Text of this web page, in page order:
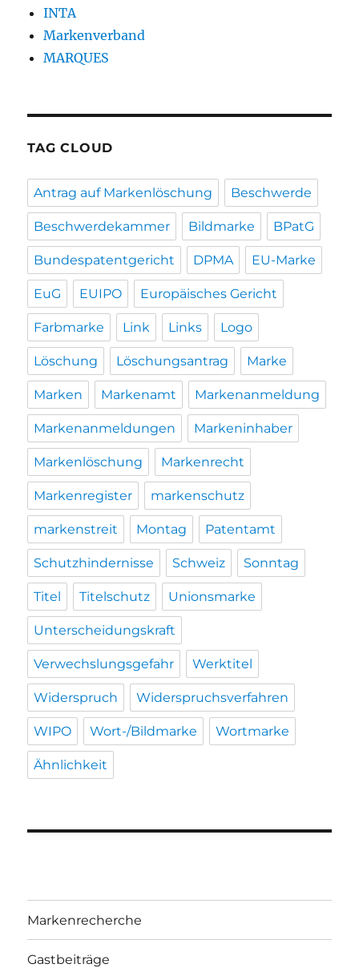
INTA
Markenverband
MARQUES
TAG CLOUD
Antrag auf Markenlöschung Beschwerde
Beschwerdekammer Bildmarke BPatG
Bundespatentgericht DPMA EU-Marke
EuG EUIPO Europäisches Gericht
Farbmarke Link Links Logo
Löschung Löschungsantrag Marke
Marken Markenamt Markenanmeldung
Markenanmeldungen Markeninhaber
Markenlöschung Markenrecht
Markenregister markenschutz
markenstreit Montag Patentamt
Schutzhindernisse Schweiz Sonntag
Titel Titelschutz Unionsmarke
Unterscheidungskraft
Verwechslungsgefahr Werktitel
Widerspruch Widerspruchsverfahren
WIPO Wort-/Bildmarke Wortmarke
Ähnlichkeit
Markenrecherche
Gastbeiträge